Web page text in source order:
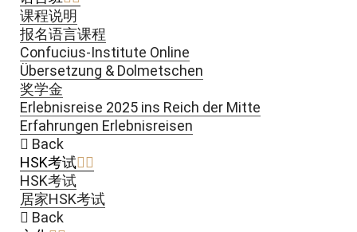
课程说明
报名语言课程
Confucius-Institute Online
Übersetzung & Dolmetschen
奖学金
Erlebnisreise 2025 ins Reich der Mitte
Erfahrungen Erlebnisreisen
Back
HSK考试
HSK考试
居家HSK考试
Back